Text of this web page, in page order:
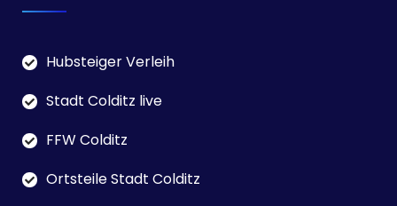
Hubsteiger Verleih
Stadt Colditz live
FFW Colditz
Ortsteile Stadt Colditz